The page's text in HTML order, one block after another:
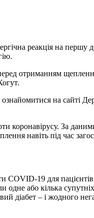
реакція на першу
отриманням
на сайті
коронавірусу. За
навіть під час
COVID-19 для пацієнтів
одне або кілька
діабет – і жодного